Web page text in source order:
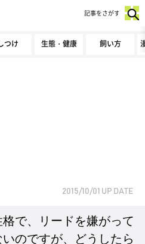
つけ 生態・健康 飼い方
記事をさがす
2015/10/01 UP DATE
で、リードを嫌がって
のですが、どうしたら